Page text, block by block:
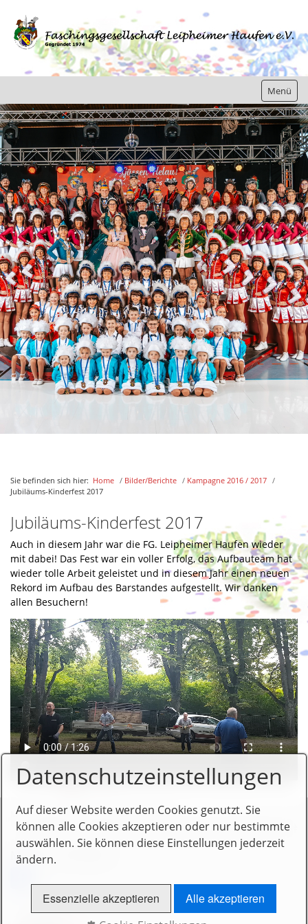
Menü
Home
Gesellschaft
Jugend
Bilder/Berichte
Kampagne 2019 / 2020
Kampagne 2018 / 2019
Kampagne 2017 / 2018
Kampagne 2016 / 2017
Inthronisation Kampagne 2016/17
Verleihung Hirsch am goldenen Vlies 2016 in Stuttgart
Inthronisation Gesellschaft Moebelwagen Stuttgart 2017
7-Schwaben Ordenskapitel 2017
Besuch bei der Bundeskanzlerin in Berlin 2017
Schlagernacht 2017
Kinderball 2017
Seniorennachmittag 2017
Rathaussturm 2017
Kehraus 2017
Jubiläums-Kinderfest 2017
Bowling 2017
Workshop Fitnesstraining 2017
Kampagne 2015 / 2016
Aktuelles
Kontakt
Links
Datenschutz
Sie befinden sich hier: Home / Bilder/Berichte / Kampagne 2016 / 2017 /
Jubiläums-Kinderfest 2017
Jubiläums-Kinderfest 2017
Auch in diesem Jahr war die FG. Leipheimer Haufen wieder
mit dabei! Das Fest war ein voller Erfolg, das Aufbauteam hat
wieder tolle Arbeit geleistet und in diesem Jahr einen neuen
Rekord im Aufbau des Barstandes aufgestellt. Wir danken
allen Besuchern!
Mitgliederbereich Impressum
Kontakt
© 2014 www.leipheimer-haufen.de - realisiert vonNew Media Service
Mit uns vernetzen
Datenschutzeinstellungen
Auf dieser Website werden Cookies genutzt. Sie
können alle Cookies akzeptieren oder nur bestimmte
auswählen. Sie können diese Einstellungen jederzeit
ändern.
Essenzielle akzeptieren Alle akzeptieren